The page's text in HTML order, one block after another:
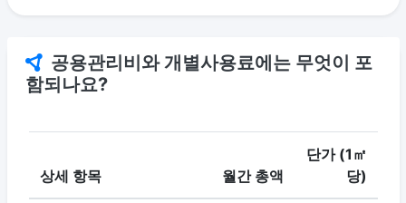
공용관리비와 개별사용료에는 무엇이 포
함되나요?
상세 항목 월간 총액
단가 (1㎡
당)